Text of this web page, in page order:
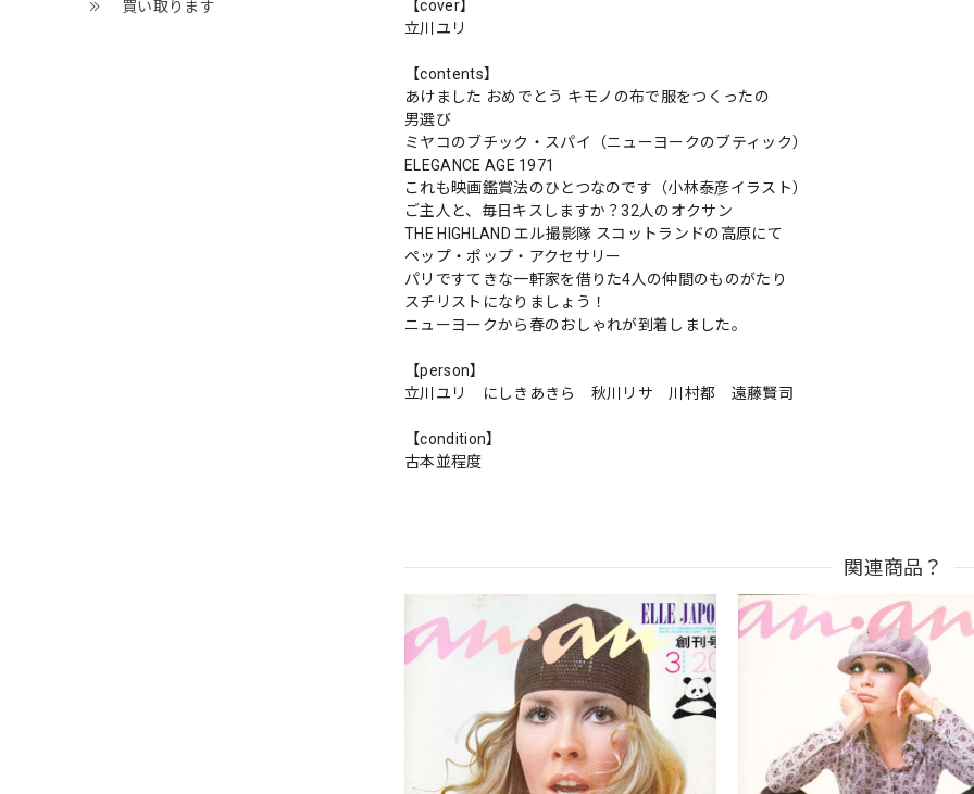
買い取ります
【cover】
立川ユリ
【contents】
あけました おめでとう キモノの布で服をつくったの
男選び
ミヤコのブチック・スパイ（ニューヨークのブティック）
ELEGANCE AGE 1971
これも映画鑑賞法のひとつなのです（小林泰彦イラスト）
ご主人と、毎日キスしますか？32人のオクサン
THE HIGHLAND エル撮影隊 スコットランドの高原にて
ペップ・ポップ・アクセサリー
パリですてきな一軒家を借りた4人の仲間のものがたり
スチリストになりましょう！
ニューヨークから春のおしゃれが到着しました。
【person】
立川ユリ にしきあきら 秋川リサ 川村都 遠藤賢司
【condition】
古本並程度
関連商品？